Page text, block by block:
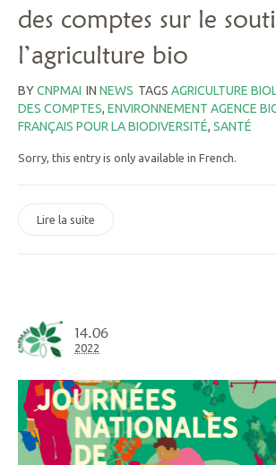
des comptes sur le
l’agriculture bio
BYCNPMAI IN NEWS TAGS AGRICULTURE
DES COMPTES, ENVIRONNEMENT AGENCE
FRANÇAIS POUR LA BIODIVERSITÉ, SANTÉ
Sorry, this entry is only available in French.
Lire la suite
14.06
2022